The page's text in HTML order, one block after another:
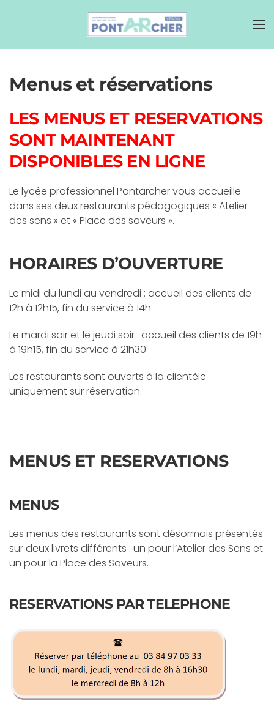
Menus et réservations
LES MENUS ET RESERVATIONS
SONT MAINTENANT
DISPONIBLES EN LIGNE
Le lycée professionnel Pontarcher vous accueille
dans ses deux restaurants pédagogiques « Atelier
des sens » et « Place des saveurs ».
HORAIRES D’OUVERTURE
Le midi du lundi au vendredi : accueil des clients de
12h à 12h15, fin du service à 14h
Le mardi soir et le jeudi soir : accueil des clients de 19h
à 19h15, fin du service à 21h30
Les restaurants sont ouverts à la clientèle
uniquement sur réservation.
MENUS ET RESERVATIONS
MENUS
Les menus des restaurants sont désormais présentés
sur deux livrets différents : un pour l’Atelier des Sens et
un pour la Place des Saveurs.
RESERVATIONS PAR TELEPHONE